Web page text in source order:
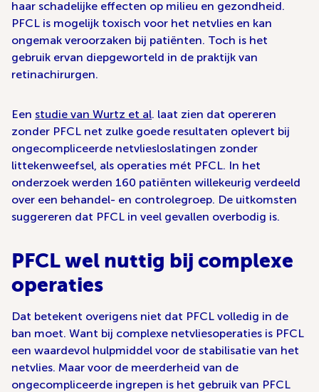
haar schadelijke effecten op milieu en gezondheid.
PFCL is mogelijk toxisch voor het netvlies en kan
ongemak veroorzaken bij patiënten. Toch is het
gebruik ervan diepgeworteld in de praktijk van
retinachirurgen.
Een studie van Wurtz et al. laat zien dat opereren
zonder PFCL net zulke goede resultaten oplevert bij
ongecompliceerde netvliesloslatingen zonder
littekenweefsel, als operaties mét PFCL. In het
onderzoek werden 160 patiënten willekeurig verdeeld
over een behandel- en controlegroep. De uitkomsten
suggereren dat PFCL in veel gevallen overbodig is.
PFCL wel nuttig bij complexe
operaties
Dat betekent overigens niet dat PFCL volledig in de
ban moet. Want bij complexe netvliesoperaties is PFCL
een waardevol hulpmiddel voor de stabilisatie van het
netvlies. Maar voor de meerderheid van de
ongecompliceerde ingrepen is het gebruik van PFCL